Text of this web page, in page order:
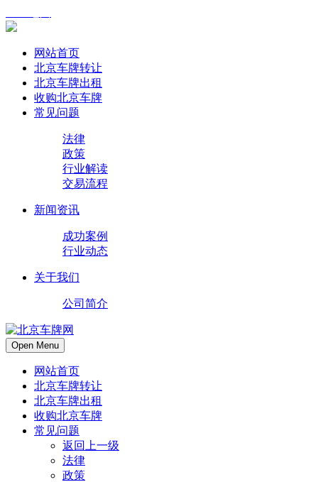
网站首页
北京车牌转让
北京车牌出租
收购北京车牌
常见问题
法律
政策
行业解读
交易流程
新闻资讯
成功案例
行业动态
关于我们
公司简介
Open Menu
网站首页
北京车牌转让
北京车牌出租
收购北京车牌
常见问题
返回上一级
法律
政策